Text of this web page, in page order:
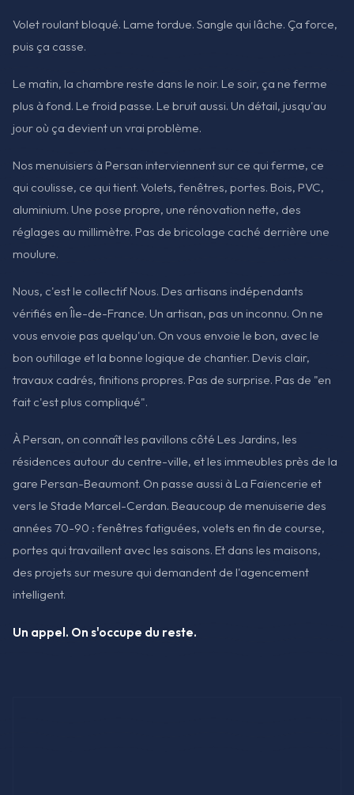
Volet roulant bloqué. Lame tordue. Sangle qui lâche. Ça force,
puis ça casse.
Le matin, la chambre reste dans le noir. Le soir, ça ne ferme
plus à fond. Le froid passe. Le bruit aussi. Un détail, jusqu'au
jour où ça devient un vrai problème.
Nos menuisiers à Persan interviennent sur ce qui ferme, ce
qui coulisse, ce qui tient. Volets, fenêtres, portes. Bois, PVC,
aluminium. Une pose propre, une rénovation nette, des
réglages au millimètre. Pas de bricolage caché derrière une
moulure.
Nous, c'est le collectif Nous. Des artisans indépendants
vérifiés en Île-de-France. Un artisan, pas un inconnu. On ne
vous envoie pas quelqu'un. On vous envoie le bon, avec le
bon outillage et la bonne logique de chantier. Devis clair,
travaux cadrés, finitions propres. Pas de surprise. Pas de "en
fait c'est plus compliqué".
À Persan, on connaît les pavillons côté Les Jardins, les
résidences autour du centre-ville, et les immeubles près de la
gare Persan-Beaumont. On passe aussi à La Faïencerie et
vers le Stade Marcel-Cerdan. Beaucoup de menuiserie des
années 70-90 : fenêtres fatiguées, volets en fin de course,
portes qui travaillent avec les saisons. Et dans les maisons,
des projets sur mesure qui demandent de l'agencement
intelligent.
Un appel. On s'occupe du reste.